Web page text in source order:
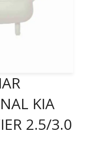
KIA
2.5/3.0